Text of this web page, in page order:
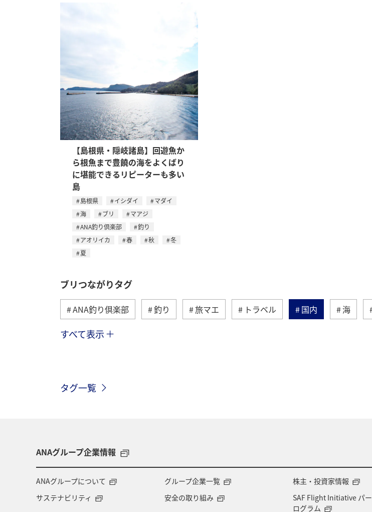
【島根県・隠岐諸島】回遊魚か
ら根魚まで豊饒の海をよくばり
に堪能できるリピーターも多い
島
島根県 イシダイ
マダイ
海
ブリ
マアジ
ANA釣り倶楽部
釣り
アオリイカ
春 秋
冬
夏
ブリつながりタグ
ANA釣り倶楽部 釣り 旅マエ トラベル 国内 海
神奈川県
すべて表示
タグ一覧
ANAグループ企業情報
ANAグループについて グループ企業一覧
株主・投資家情報
サステナビリティ
安全の取り組み
SAF Flight Initiative パ
ログラム